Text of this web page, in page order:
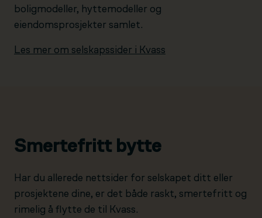
boligmodeller, hyttemodeller og
eiendomsprosjekter samlet.
Les mer om selskapssider i Kvass
Smertefritt bytte
Har du allerede nettsider for selskapet ditt eller
prosjektene dine, er det både raskt, smertefritt og
rimelig å flytte de til Kvass.